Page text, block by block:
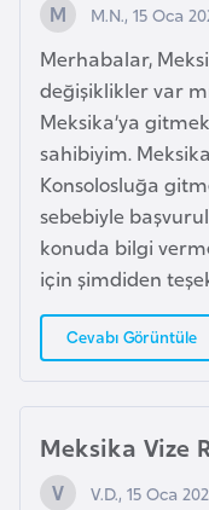
M.N., 15 Oca
Merhabalar,
değişiklikler var
Meksika’ya
sahibiyim.
Konsolosluğa
sebebiyle
konuda bilgi
için şimdiden
Cevabı Görüntüle
Meksika Vize
V.D., 15 Oca
H
r
a
i
s
a
n
o
l